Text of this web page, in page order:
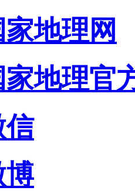
地理网
地理官
信
博